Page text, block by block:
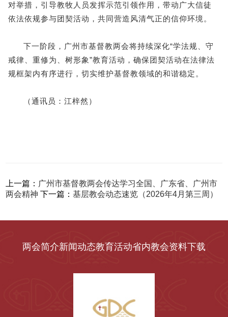
对举措，引导教牧人员发挥示范引领作用，带动广大信徒
依法依规参与团契活动，共同营造风清气正的信仰环境。
下一阶段，广州市基督教两会将持续深化“学法规、守
戒律、重修为、树形象”教育活动，确保团契活动在法律法
规框架内有序进行，切实维护基督教领域的和谐稳定。
（通讯员：江梓然）
上一篇： 广州市基督教两会传达学习全国、广东省、广州市
两会精神 下一篇：基层教会动态速览（2026年4月第三周）
两会简介新闻动态教育活动省内教会资料下载